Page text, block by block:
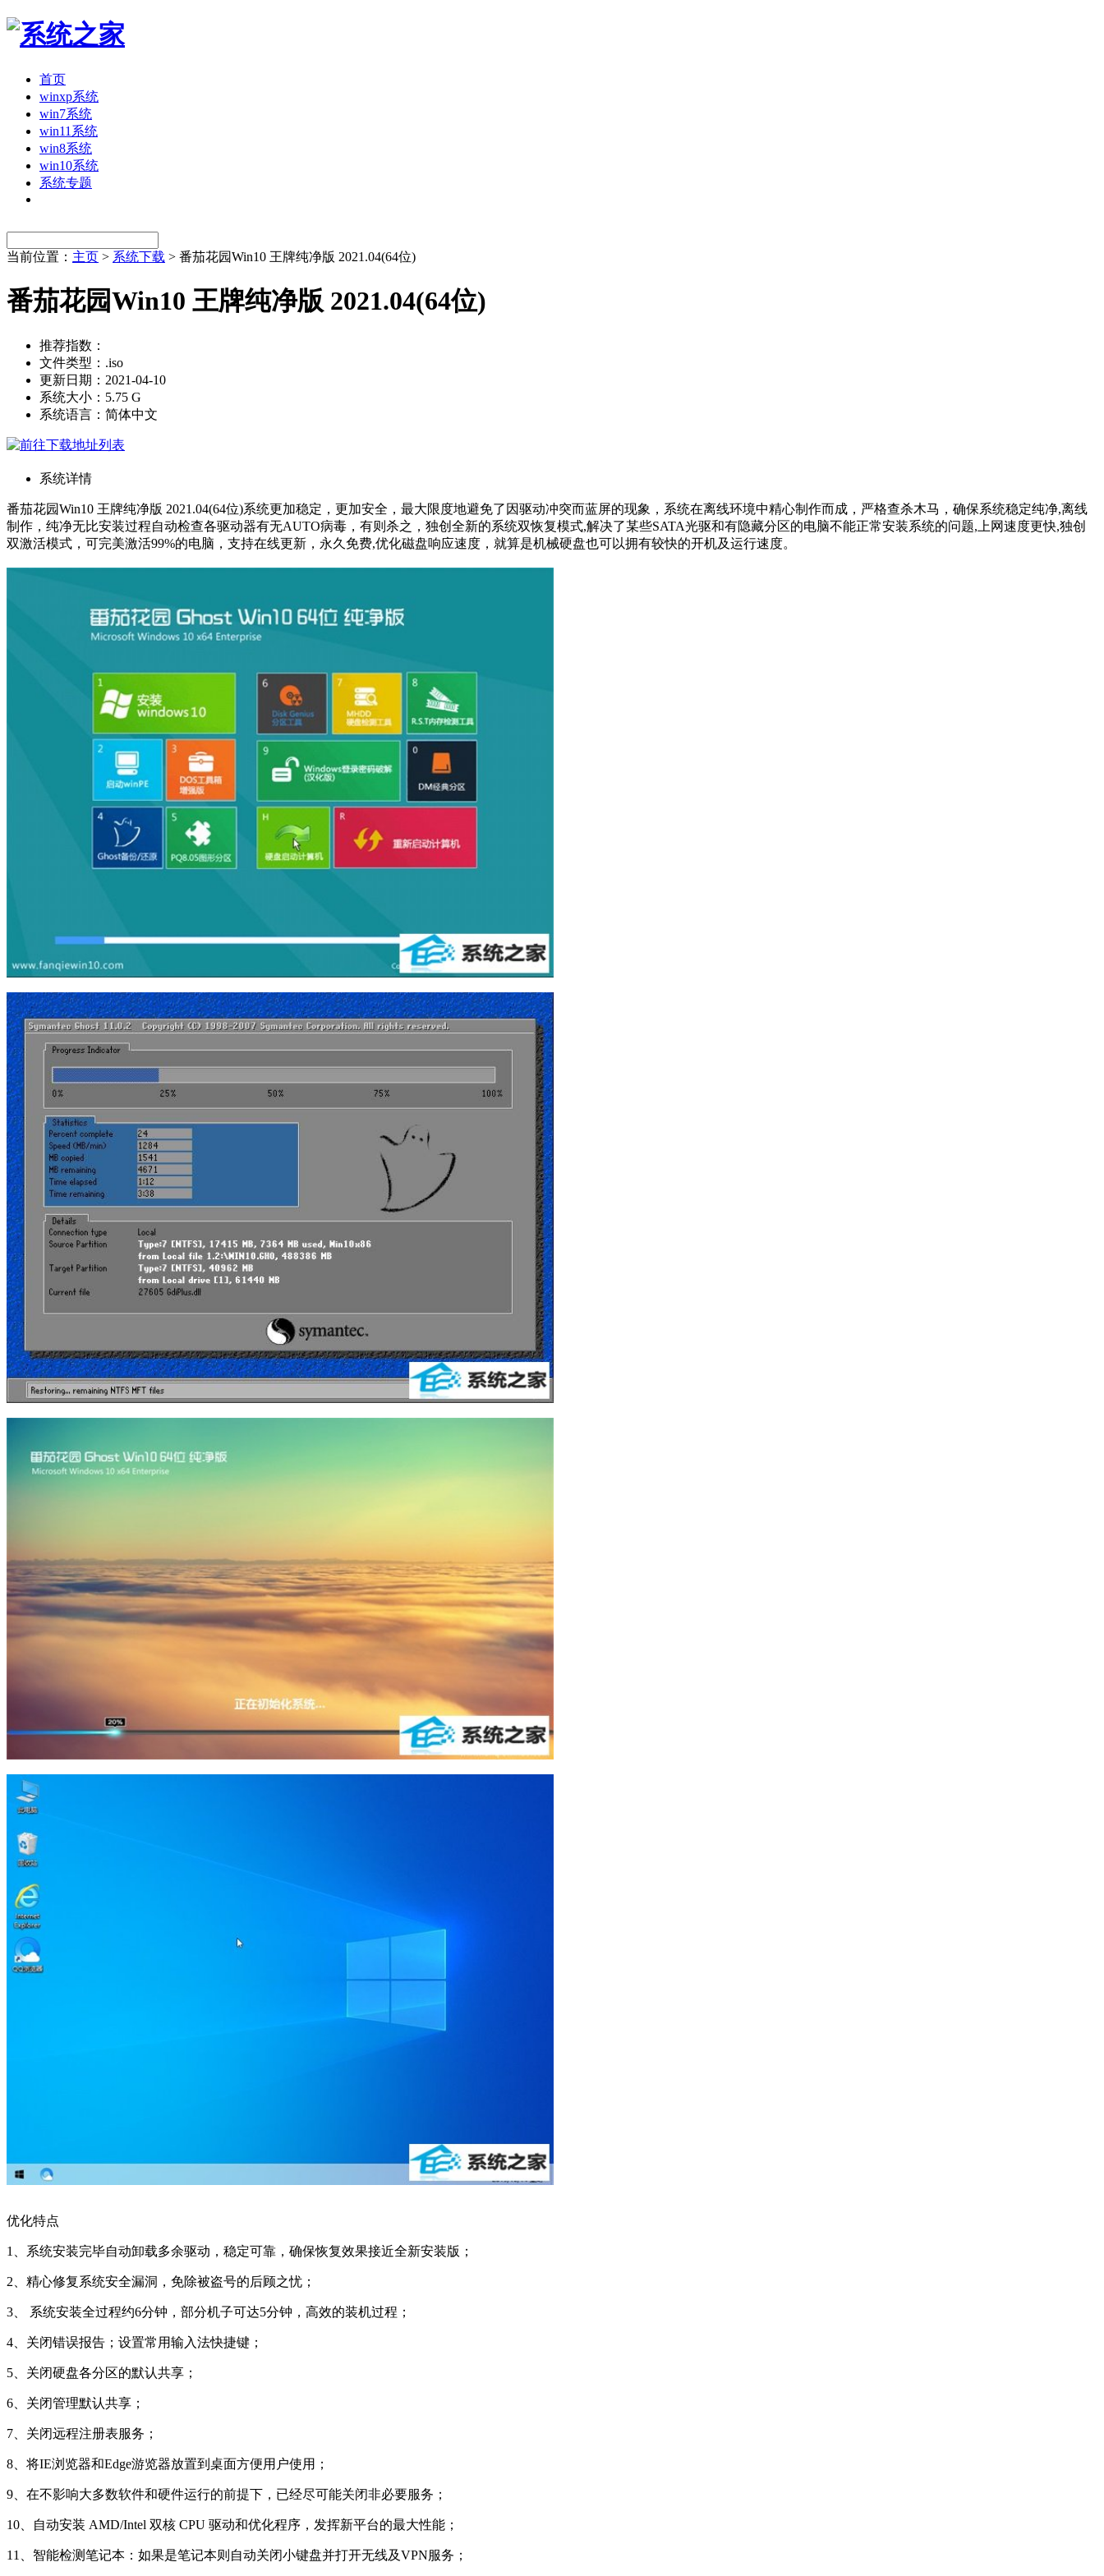
首页
winxp系统
win7系统
win11系统
win8系统
win10系统
系统专题
当前位置： 主页 > 系统下载 > 番茄花园Win10 王牌纯净版 2021.04(64位)
番茄花园Win10 王牌纯净版 2021.04(64位)
推荐指数：
文件类型：.iso
更新日期：2021-04-10
系统大小：5.75 G
系统语言：简体中文
系统详情
番茄花园Win10 王牌纯净版 2021.04(64位)系统更加稳定，更加安全，最大限度地避免了因驱动冲突而蓝屏的现象，系统在离线环境中精心制作而成，严格查杀木马，确保系统稳定纯净,离线
制作，纯净无比安装过程自动检查各驱动器有无AUTO病毒，有则杀之，独创全新的系统双恢复模式,解决了某些SATA光驱和有隐藏分区的电脑不能正常安装系统的问题,上网速度更快,独创
双激活模式，可完美激活99%的电脑，支持在线更新，永久免费,优化磁盘响应速度，就算是机械硬盘也可以拥有较快的开机及运行速度。
优化特点
1、系统安装完毕自动卸载多余驱动，稳定可靠，确保恢复效果接近全新安装版；
2、精心修复系统安全漏洞，免除被盗号的后顾之忧；
3、 系统安装全过程约6分钟，部分机子可达5分钟，高效的装机过程；
4、关闭错误报告；设置常用输入法快捷键；
5、关闭硬盘各分区的默认共享；
6、关闭管理默认共享；
7、关闭远程注册表服务；
8、将IE浏览器和Edge游览器放置到桌面方便用户使用；
9、在不影响大多数软件和硬件运行的前提下，已经尽可能关闭非必要服务；
10、自动安装 AMD/Intel 双核 CPU 驱动和优化程序，发挥新平台的最大性能；
11、智能检测笔记本：如果是笔记本则自动关闭小键盘并打开无线及VPN服务；